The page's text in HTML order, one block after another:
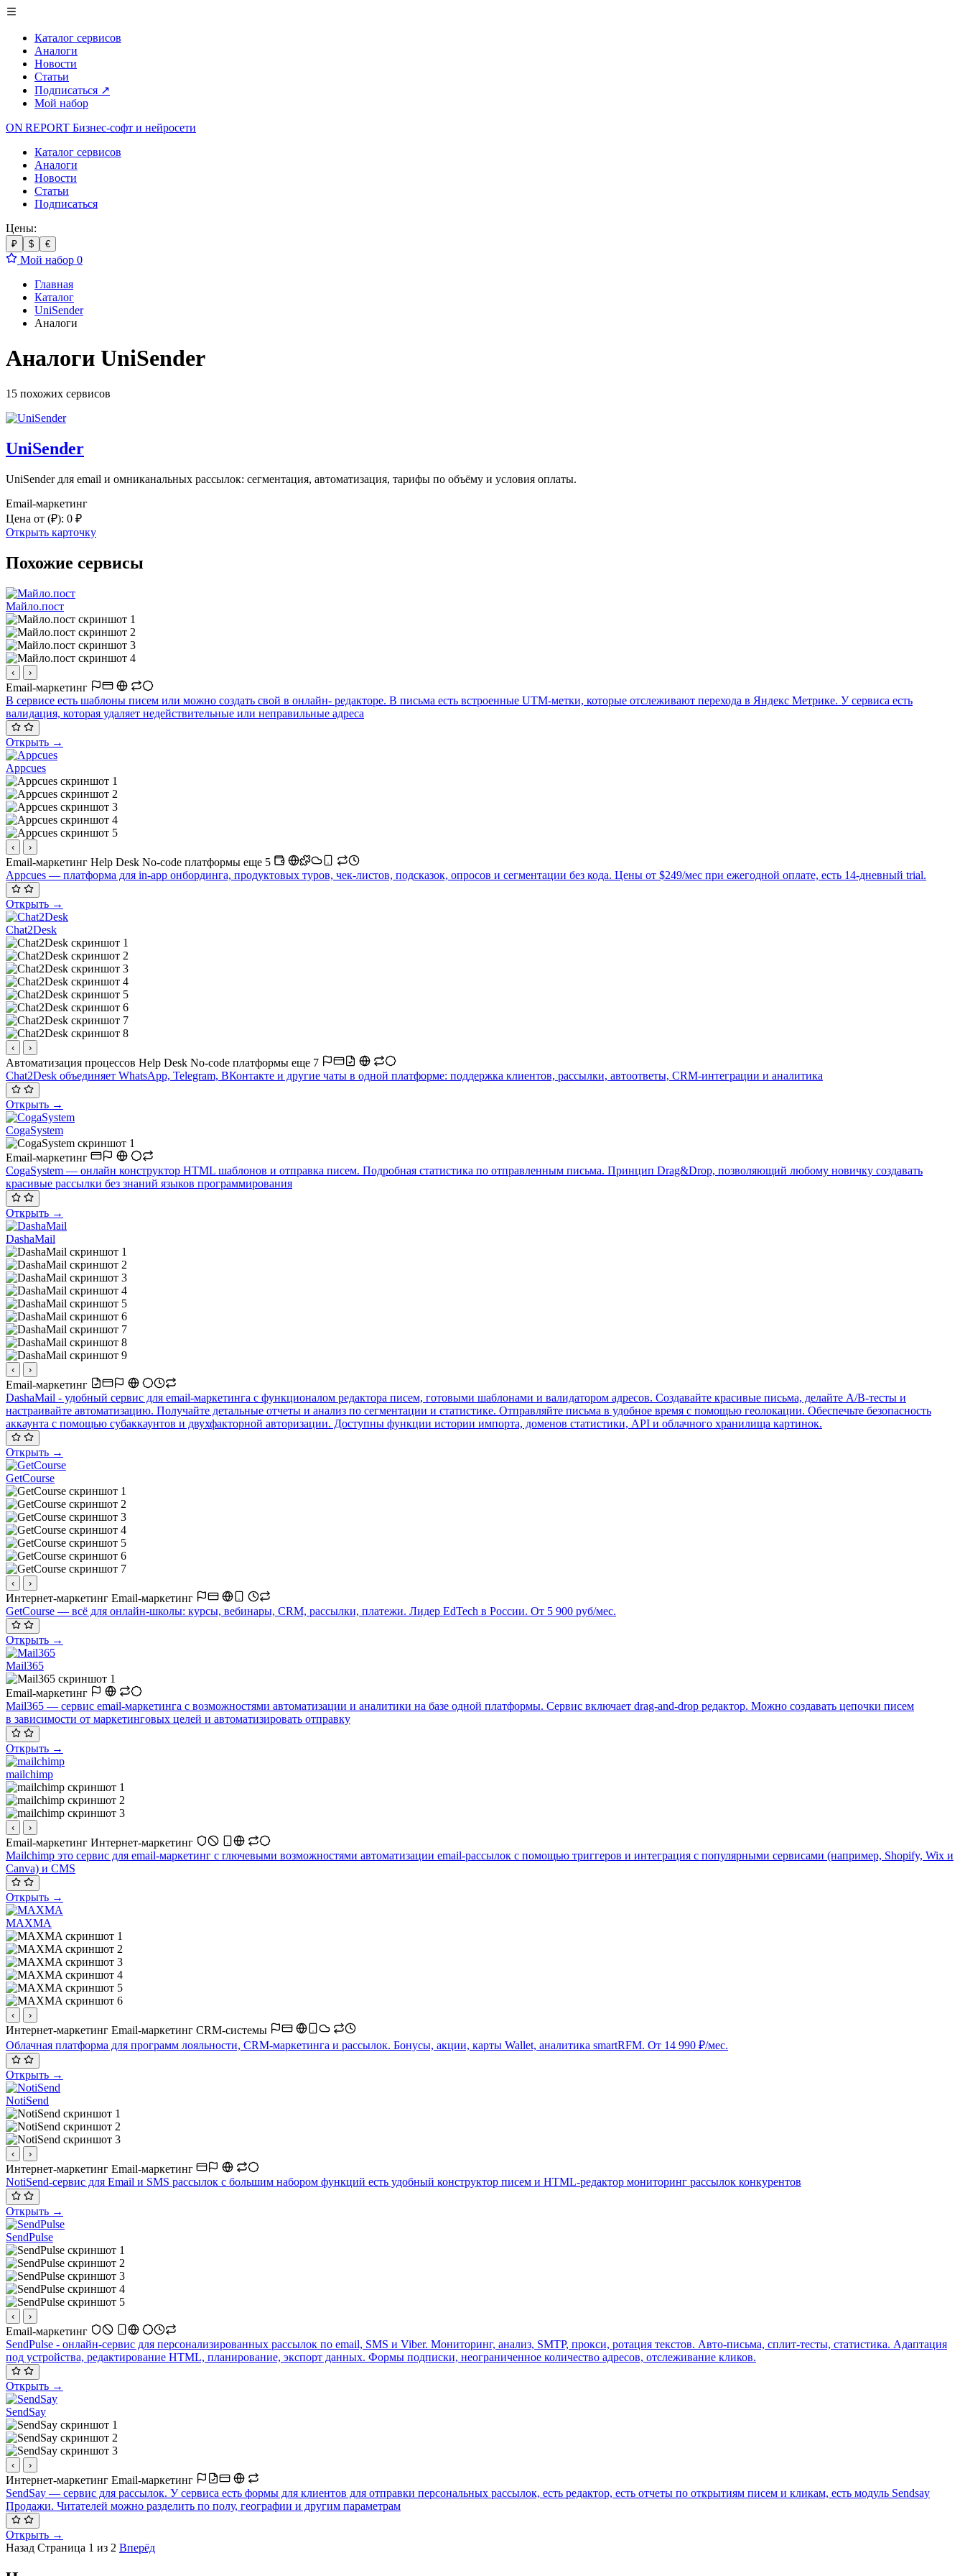
Каталог сервисов
Аналоги
Новости
Статьи
Подписаться ↗
Мой набор
ON REPORT Бизнес-софт и нейросети
Каталог сервисов
Аналоги
Новости
Статьи
Подписаться
Цены:
₽ $ €
Мой набор 0
Главная
Каталог
UniSender
Аналоги
Аналоги UniSender
15 похожих сервисов
UniSender
UniSender для email и омниканальных рассылок: сегментация, автоматизация, тарифы по объёму и условия оплаты.
Email-маркетинг
Цена от (₽): 0 ₽
Открыть карточку
Похожие сервисы
Майло.пост
‹ ›
Email-маркетинг
В сервисе есть шаблоны писем или можно создать свой в онлайн- редакторе. В письма есть встроенные UTM-метки, которые отслеживают перехода в Яндекс Метрике. У сервиса есть
валидация, которая удаляет недействительные или неправильные адреса
Открыть →
Appcues
‹ ›
Email-маркетинг Help Desk No-code платформы еще 5
Appcues — платформа для in-app онбординга, продуктовых туров, чек-листов, подсказок, опросов и сегментации без кода. Цены от $249/мес при ежегодной оплате, есть 14-дневный trial.
Открыть →
Chat2Desk
‹ ›
Автоматизация процессов Help Desk No-code платформы еще 7
Chat2Desk объединяет WhatsApp, Telegram, ВКонтакте и другие чаты в одной платформе: поддержка клиентов, рассылки, автоответы, CRM-интеграции и аналитика
Открыть →
CogaSystem
Email-маркетинг
CogaSystem — онлайн конструктор HTML шаблонов и отправка писем. Подробная статистика по отправленным письма. Принцип Drag&Drop, позволяющий любому новичку создавать
красивые рассылки без знаний языков программирования
Открыть →
DashaMail
‹ ›
Email-маркетинг
DashaMail - удобный сервис для email-маркетинга с функционалом редактора писем, готовыми шаблонами и валидатором адресов. Создавайте красивые письма, делайте A/B-тесты и
настраивайте автоматизацию. Получайте детальные отчеты и анализ по сегментации и статистике. Отправляйте письма в удобное время с помощью геолокации. Обеспечьте безопасность
аккаунта с помощью субаккаунтов и двухфакторной авторизации. Доступны функции истории импорта, доменов статистики, API и облачного хранилища картинок.
Открыть →
GetCourse
‹ ›
Интернет-маркетинг Email-маркетинг
GetCourse — всё для онлайн-школы: курсы, вебинары, CRM, рассылки, платежи. Лидер EdTech в России. От 5 900 руб/мес.
Открыть →
Mail365
Email-маркетинг
Mail365 — сервис email-маркетинга с возможностями автоматизации и аналитики на базе одной платформы. Сервис включает drag-and-drop редактор. Можно создавать цепочки писем
в зависимости от маркетинговых целей и автоматизировать отправку
Открыть →
mailchimp
‹ ›
Email-маркетинг Интернет-маркетинг
Mailchimp это сервис для email-маркетинг c rлючевыми возможностями автоматизации email-рассылок с помощью триггеров и интеграция с популярными сервисами (например, Shopify, Wix и
Canva) и CMS
Открыть →
MAXMA
‹ ›
Интернет-маркетинг Email-маркетинг CRM-системы
Облачная платформа для программ лояльности, CRM-маркетинга и рассылок. Бонусы, акции, карты Wallet, аналитика smartRFM. От 14 990 ₽/мес.
Открыть →
NotiSend
‹ ›
Интернет-маркетинг Email-маркетинг
NotiSend-сервис для Email и SMS рассылок с большим набором функций есть удобный конструктор писем и HTML-редактор мониторинг рассылок конкурентов
Открыть →
SendPulse
‹ ›
Email-маркетинг
SendPulse - онлайн-сервис для персонализированных рассылок по email, SMS и Viber. Мониторинг, анализ, SMTP, прокси, ротация текстов. Авто-письма, сплит-тесты, статистика. Адаптация
под устройства, редактирование HTML, планирование, экспорт данных. Формы подписки, неограниченное количество адресов, отслеживание кликов.
Открыть →
SendSay
‹ ›
Интернет-маркетинг Email-маркетинг
SendSay — cервис для рассылок. У сервиса есть формы для клиентов для отправки персональных рассылок, есть редактор, есть отчеты по открытиям писем и кликам, есть модуль Sendsay
Продажи. Читателей можно разделить по полу, географии и другим параметрам
Открыть →
Назад Страница 1 из 2 Вперёд